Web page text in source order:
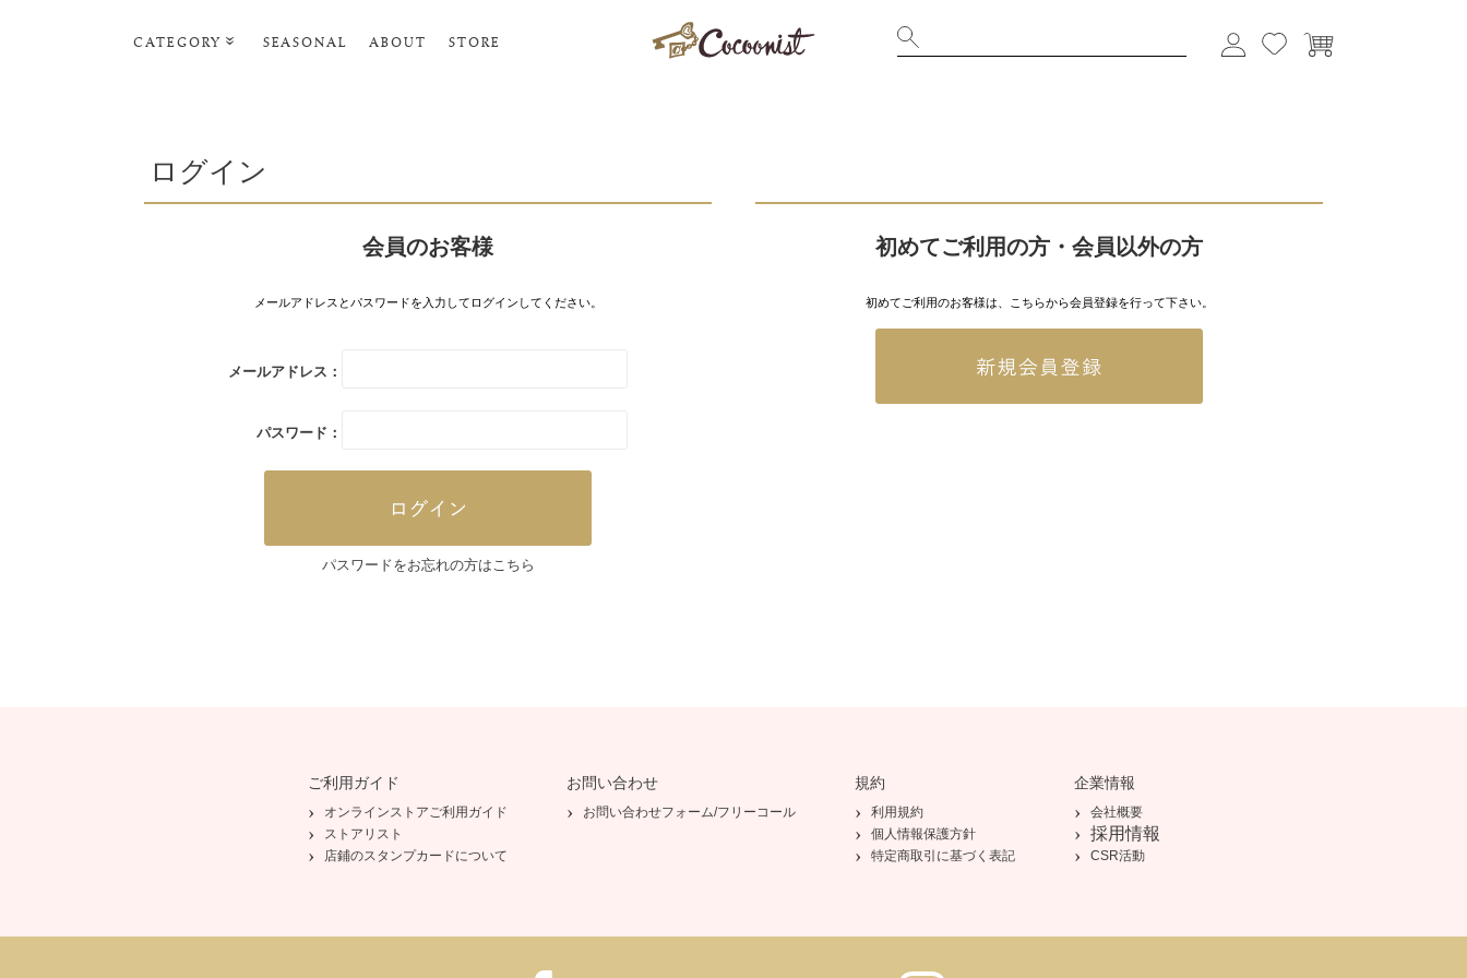
CATEGORY SEASONAL ABOUT STORE
ポーチ･トラベルグッズ
タオル・ヘアバンド
ログイン
会員のお客様
メールアドレスとパスワードを入力してログインしてください。
メールアドレス：
パスワード：
パスワードをお忘れの方はこちら
初めてご利用の方・会員以外の方
初めてご利用のお客様は、こちらから会員登録を行って下さい。
ご利用ガイド
オンラインストアご利用ガイド
ストアリスト
店鋪のスタンプカードについて
お問い合わせ
お問い合わせフォーム/フリーコール
規約
利用規約
個人情報保護方針
特定商取引に基づく表記
企業情報
会社概要
採用情報
CSR活動